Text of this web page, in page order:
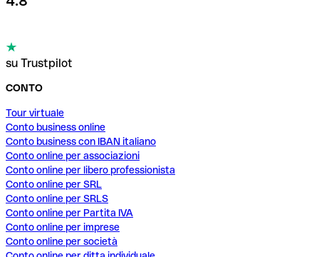
su Trustpilot
CONTO
Tour virtuale
Conto business online
Conto business con IBAN italiano
Conto online per associazioni
Conto online per libero professionista
Conto online per SRL
Conto online per SRLS
Conto online per Partita IVA
Conto online per imprese
Conto online per società